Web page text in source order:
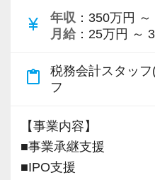
currency_yen 年収 ：350万円
月給 ：25万円 ～
content_paste
税務会計スタッ
フ
【事業内容】
■事業承継支援
■IPO支援